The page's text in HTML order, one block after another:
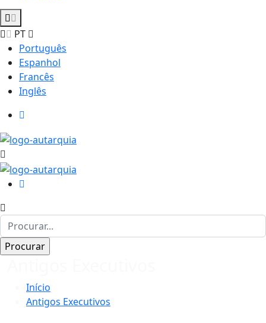
PT
Português
Espanhol
Francês
Inglês
Início
Antigos Executivos